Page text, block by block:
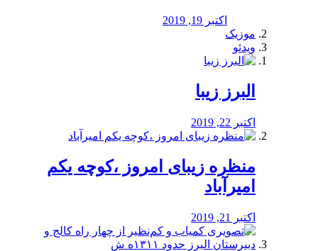
اکتبر 19, 2019
موزیک
ویدئو
البرز زیبا
اکتبر 22, 2019
منظره‌‌ زیبای امروز ،کوچه یکم
امیرآباد
اکتبر 21, 2019